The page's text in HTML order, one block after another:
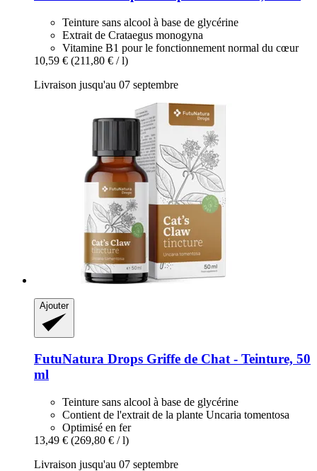
Teinture sans alcool à base de glycérine
Extrait de Crataegus monogyna
Vitamine B1 pour le fonctionnement normal du cœur
10,59 € (211,80 € / l)
Livraison jusqu'au 07 septembre
Ajouter
FutuNatura Drops Griffe de Chat -​ Teinture, 50
ml
Teinture sans alcool à base de glycérine
Contient de l'extrait de la plante Uncaria tomentosa
Optimisé en fer
13,49 € (269,80 € / l)
Livraison jusqu'au 07 septembre